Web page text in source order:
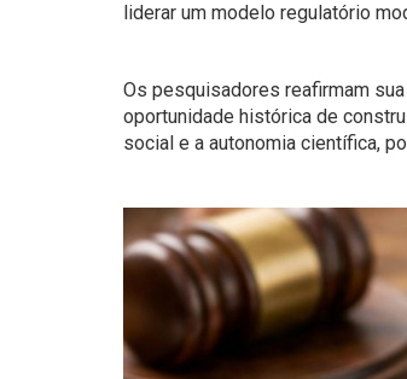
liderar um modelo regulatório
Os pesquisadores reafirmam
oportunidade histórica de
social e a autonomia científica,